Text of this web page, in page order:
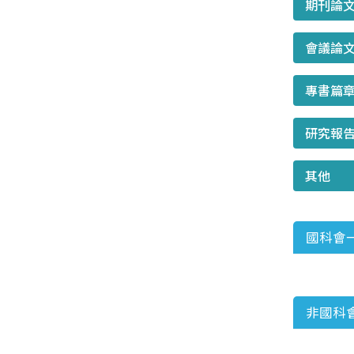
期刊論
會議論
專書篇章
研究報
其他
國科會
非國科